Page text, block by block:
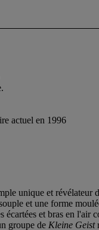
actuel en 1996
unique et révélateur
et une forme
écartées et bras en
groupe de Kleine Geist